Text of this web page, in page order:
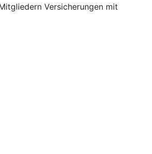
Versicherungen mit